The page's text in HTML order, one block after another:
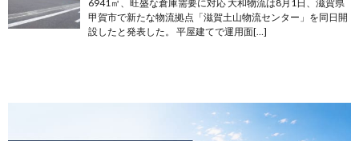
6941㎡、旺盛な倉庫需要に対応 大和物流は8月1日、滋賀県
甲賀市で新たな物流拠点「滋賀土山物流センター」を同日開
設したと発表した。 平屋建てで運用面[…]